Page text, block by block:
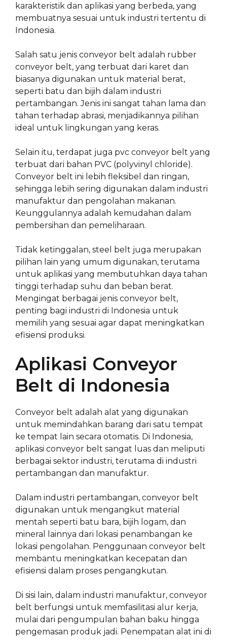
karakteristik dan aplikasi yang berbeda, yang
membuatnya sesuai untuk industri tertentu di
Indonesia.
Salah satu jenis conveyor belt adalah rubber
conveyor belt, yang terbuat dari karet dan
biasanya digunakan untuk material berat,
seperti batu dan bijih dalam industri
pertambangan. Jenis ini sangat tahan lama dan
tahan terhadap abrasi, menjadikannya pilihan
ideal untuk lingkungan yang keras.
Selain itu, terdapat juga pvc conveyor belt yang
terbuat dari bahan PVC (polyvinyl chloride).
Conveyor belt ini lebih fleksibel dan ringan,
sehingga lebih sering digunakan dalam industri
manufaktur dan pengolahan makanan.
Keunggulannya adalah kemudahan dalam
pembersihan dan pemeliharaan.
Tidak ketinggalan, steel belt juga merupakan
pilihan lain yang umum digunakan, terutama
untuk aplikasi yang membutuhkan daya tahan
tinggi terhadap suhu dan beban berat.
Mengingat berbagai jenis conveyor belt,
penting bagi industri di Indonesia untuk
memilih yang sesuai agar dapat meningkatkan
efisiensi produksi.
Aplikasi Conveyor
Belt di Indonesia
Conveyor belt adalah alat yang digunakan
untuk memindahkan barang dari satu tempat
ke tempat lain secara otomatis. Di Indonesia,
aplikasi conveyor belt sangat luas dan meliputi
berbagai sektor industri, terutama di industri
pertambangan dan manufaktur.
Dalam industri pertambangan, conveyor belt
digunakan untuk mengangkut material
mentah seperti batu bara, bijih logam, dan
mineral lainnya dari lokasi penambangan ke
lokasi pengolahan. Penggunaan conveyor belt
membantu meningkatkan kecepatan dan
efisiensi dalam proses pengangkutan.
Di sisi lain, dalam industri manufaktur, conveyor
belt berfungsi untuk memfasilitasi alur kerja,
mulai dari pengumpulan bahan baku hingga
pengemasan produk jadi. Penempatan alat ini di